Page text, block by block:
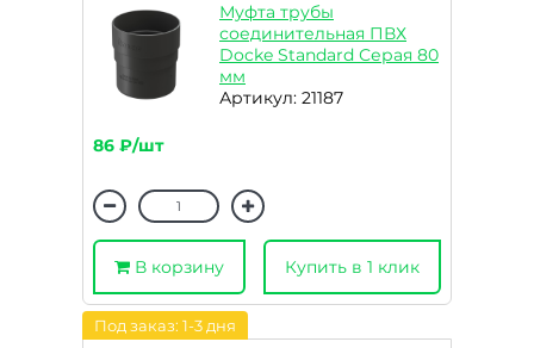
Муфта трубы
соединительная ПВХ
Docke Standard Серая 80
мм
Артикул: 21187
86 ₽/шт
В корзину Купить в 1 клик
Под заказ: 1-3 дня